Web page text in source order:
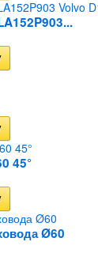
45°
Ø60